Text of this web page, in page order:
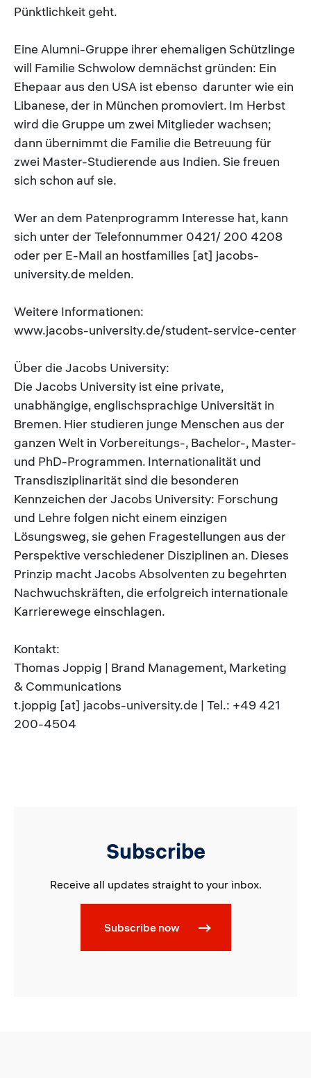
Pünktlichkeit geht.
Eine Alumni-Gruppe ihrer ehemaligen Schützlinge
will Familie Schwolow demnächst gründen: Ein
Ehepaar aus den USA ist ebenso darunter wie ein
Libanese, der in München promoviert. Im Herbst
wird die Gruppe um zwei Mitglieder wachsen;
dann übernimmt die Familie die Betreuung für
zwei Master-Studierende aus Indien. Sie freuen
sich schon auf sie.
Wer an dem Patenprogramm Interesse hat, kann
sich unter der Telefonnummer 0421/ 200 4208
oder per E-Mail an hostfamilies [at] jacobs-
university.de melden.
Weitere Informationen:
www.jacobs-university.de/student-service-center
Über die Jacobs University:
Die Jacobs University ist eine private,
unabhängige, englischsprachige Universität in
Bremen. Hier studieren junge Menschen aus der
ganzen Welt in Vorbereitungs-, Bachelor-, Master-
und PhD-Programmen. Internationalität und
Transdisziplinarität sind die besonderen
Kennzeichen der Jacobs University: Forschung
und Lehre folgen nicht einem einzigen
Lösungsweg, sie gehen Fragestellungen aus der
Perspektive verschiedener Disziplinen an. Dieses
Prinzip macht Jacobs Absolventen zu begehrten
Nachwuchskräften, die erfolgreich internationale
Karrierewege einschlagen.
Kontakt:
Thomas Joppig | Brand Management, Marketing
& Communications
t.joppig [at] jacobs-university.de | Tel.: +49 421
200-4504
Subscribe
Receive all updates straight to your inbox.
Subscribe now